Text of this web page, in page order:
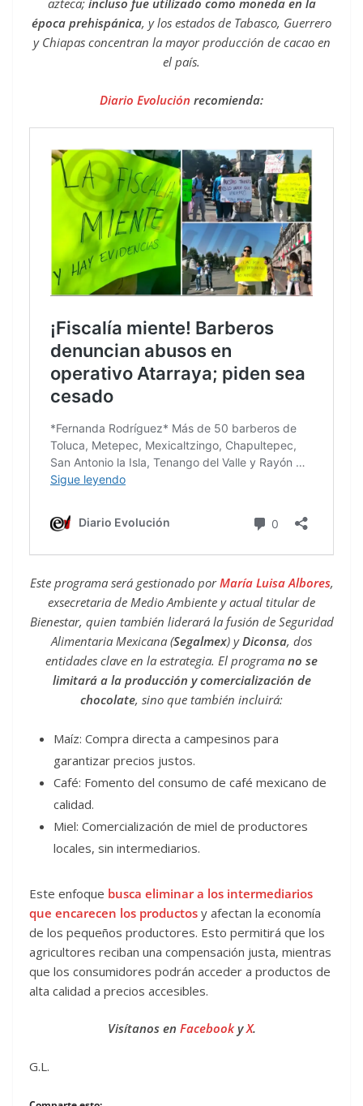
azteca; incluso fue utilizado como moneda en la
época prehispánica, y los estados de Tabasco, Guerrero
y Chiapas concentran la mayor producción de cacao en
el país.
Diario Evolución recomienda:
Este programa será gestionado porMaría Luisa Albores,
exsecretaria de Medio Ambiente y actual titular de
Bienestar, quien también liderará la fusión de Seguridad
Alimentaria Mexicana (Segalmex) yDiconsa, dos
entidades clave en la estrategia. El programa no se
limitará a la producción y comercialización de
chocolate, sino que también incluirá:
Maíz: Compra directa a campesinos para
garantizar precios justos.
Café: Fomento del consumo de café mexicano de
calidad.
Miel: Comercialización de miel de productores
locales, sin intermediarios.
Este enfoque busca eliminar a los intermediarios
que encarecen los productos y afectan la economía
de los pequeños productores. Esto permitirá que los
agricultores reciban una compensación justa, mientras
que los consumidores podrán acceder a productos de
alta calidad a precios accesibles.
Visítanos en FacebookyX.
G.L.